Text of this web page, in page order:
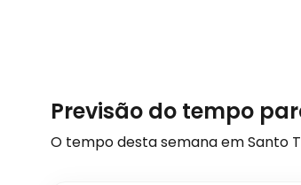
Previsão do tempo
O tempo desta semana em Santo